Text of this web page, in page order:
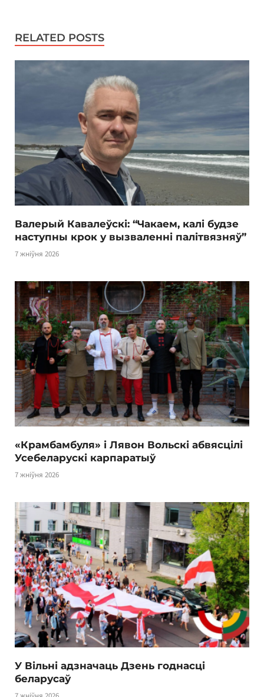
RELATED POSTS
Валерый Кавалеўскі: “Чакаем, калі будзе
наступны крок у вызваленні палітвязняў”
7 жніўня 2026
«Крамбамбуля» і Лявон Вольскі абвясцілі
Усебеларускі карпаратыў
7 жніўня 2026
У Вільні адзначаць Дзень годнасці
беларусаў